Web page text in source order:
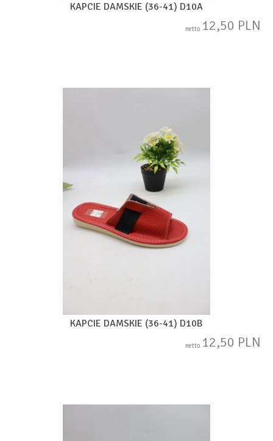
KAPCIE DAMSKIE (36-41) D10A
netto 12,50 PLN
KAPCIE DAMSKIE (36-41) D10B
netto 12,50 PLN